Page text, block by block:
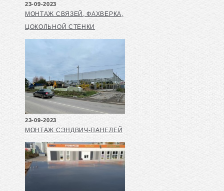
23-09-2023
МОНТАЖ СВЯЗЕЙ, ФАХВЕРКА,
ЦОКОЛЬНОЙ СТЕНКИ
23-09-2023
МОНТАЖ СЭНДВИЧ-ПАНЕЛЕЙ